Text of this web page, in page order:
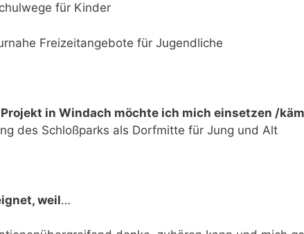
für Kinder
Freizeitangebote für Jugendliche
in Windach möchte ich mich einsetzen /
des Schloßparks als Dorfmitte für Jung und Alt
weil…